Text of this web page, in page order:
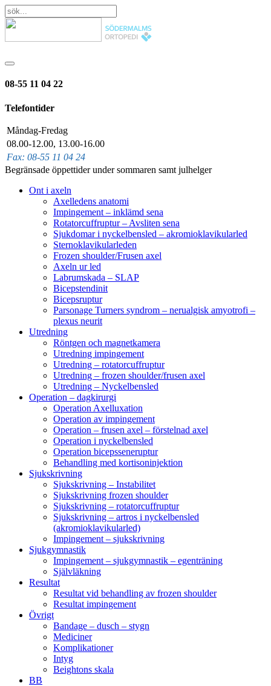
08-55 11 04 22
Telefontider
Fax: 08-55 11 04 24
Måndag-Fredag
08.00-12.00, 13.00-16.00
Begränsade öppettider under sommaren samt julhelger
Ont i axeln
Axelledens anatomi
Impingement – inklämd sena
Rotatorcuffruptur – Avsliten sena
Sjukdomar i nyckelbensled – akromioklavikularled
Sternoklavikularleden
Frozen shoulder/Frusen axel
Axeln ur led
Labrumskada – SLAP
Bicepstendinit
Bicepsruptur
Parsonage Turners syndrom – nerualgisk amyotrofi –
plexus neurit
Utredning
Röntgen och magnetkamera
Utredning impingement
Utredning – rotatorcuffruptur
Utredning – frozen shoulder/frusen axel
Utredning – Nyckelbensled
Operation – dagkirurgi
Operation Axelluxation
Operation av impingement
Operation – frusen axel – förstelnad axel
Operation i nyckelbensled
Operation bicepsseneruptur
Behandling med kortisoninjektion
Sjukskrivning
Sjukskrivning – Instabilitet
Sjukskrivning frozen shoulder
Sjukskrivning – rotatorcuffruptur
Sjukskrivning – artros i nyckelbensled
(akromioklavikularled)
Impingement – sjukskrivning
Sjukgymnastik
Impingement – sjukgymnastik – egenträning
Självläkning
Resultat
Resultat vid behandling av frozen shoulder
Resultat impingement
Övrigt
Bandage – dusch – stygn
Mediciner
Komplikationer
Intyg
Beightons skala
BB